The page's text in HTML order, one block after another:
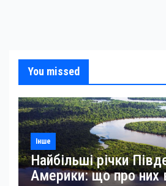
You missed
Інше
Найбільші річки
Америки: що про них